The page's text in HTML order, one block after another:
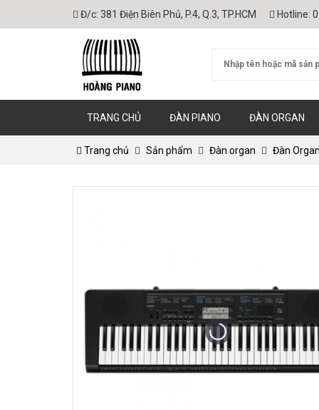
Đ/c: 381 Điện Biên Phủ, P.4, Q.3, TP.HCM Hotline:
TRANG CHỦ ĐÀN PIANO ĐÀN ORGAN
Trang chủ Sản phẩm Đàn organ Đàn